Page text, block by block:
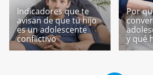
Indicadores que te
avisan de que tu hijo
es un adolescente
conflictivo
Por
y qué